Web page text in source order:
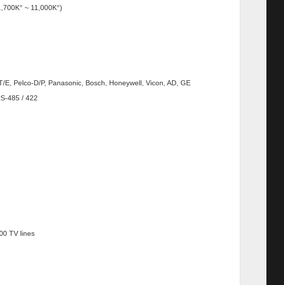
~ 11,000K°)
Pelco-D/P, Panasonic, Bosch, Honeywell, Vicon, AD, GE
485 / 422
TV lines